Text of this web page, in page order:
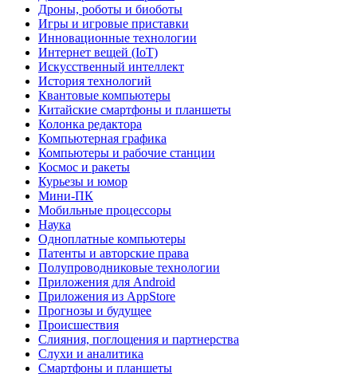
Дроны, роботы и биоботы
Игры и игровые приставки
Инновационные технологии
Интернет вещей (IoT)
Искусственный интеллект
История технологий
Квантовые компьютеры
Китайские смартфоны и планшеты
Колонка редактора
Компьютерная графика
Компьютеры и рабочие станции
Космос и ракеты
Курьезы и юмор
Мини-ПК
Мобильные процессоры
Наука
Одноплатные компьютеры
Патенты и авторские права
Полупроводниковые технологии
Приложения для Android
Приложения из AppStore
Прогнозы и будущее
Происшествия
Слияния, поглощения и партнерства
Слухи и аналитика
Смартфоны и планшеты